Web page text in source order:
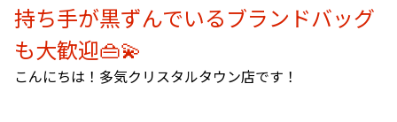
持ち手が黒ずんでいるブランドバッグ
も大歓迎👜💫
こんにちは！多気クリスタルタウン店です！